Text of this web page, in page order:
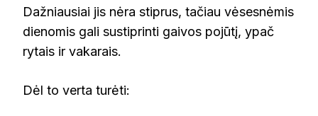
Dažniausiai jis nėra stiprus, tačiau vėsesnėmis
dienomis gali sustiprinti gaivos pojūtį, ypač
rytais ir vakarais.
Dėl to verta turėti: